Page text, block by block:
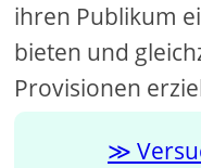
ihren Publikum
bieten und
Provisionen